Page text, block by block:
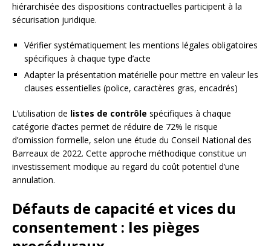
hiérarchisée des dispositions contractuelles participent à la
sécurisation juridique.
Vérifier systématiquement les mentions légales obligatoires
spécifiques à chaque type d’acte
Adapter la présentation matérielle pour mettre en valeur les
clauses essentielles (police, caractères gras, encadrés)
L’utilisation de listes de contrôle spécifiques à chaque
catégorie d’actes permet de réduire de 72% le risque
d’omission formelle, selon une étude du Conseil National des
Barreaux de 2022. Cette approche méthodique constitue un
investissement modique au regard du coût potentiel d’une
annulation.
Défauts de capacité et vices du
consentement : les pièges